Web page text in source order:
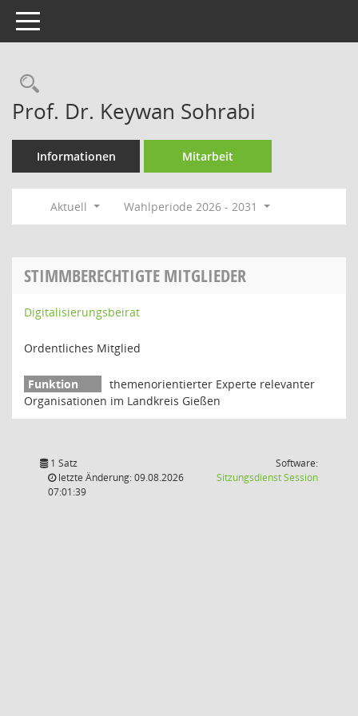
Toggle navigation
Rechercheauswahl
Prof. Dr. Keywan Sohrabi
Informationen Mitarbeit
Aktuell Wahlperiode 2026 - 2031
STIMMBERECHTIGTE MITGLIEDER
Digitalisierungsbeirat
Ordentliches Mitglied
themenorientierter Experte relevanter
Organisationen im Landkreis Gießen
1 Satz
letzte Änderung: 09.08.2026
07:01:39
Software:
SitzungsdienstSession(Wird in